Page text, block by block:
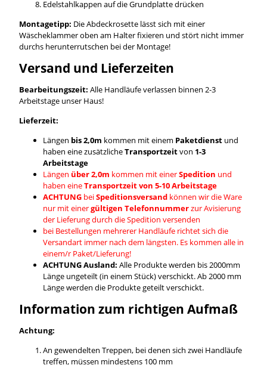
Edelstahlkappen auf die Grundplatte drücken
Montagetipp: Die Abdeckrosette lässt sich mit einer
Wäscheklammer oben am Halter fixieren und stört nicht immer
durchs herunterrutschen bei der Montage!
Versand und Lieferzeiten
Bearbeitungszeit: Alle Handläufe verlassen binnen 2-3
Arbeitstage unser Haus!
Lieferzeit:
Längen bis 2,0m kommen mit einem Paketdienstund
haben eine zusätzlicheTransportzeitvon 1-3
Arbeitstage
Längen über 2,0m kommen mit einerSpedition und
haben eineTransportzeit von 5-10 Arbeitstage
ACHTUNGbeiSpeditionsversandkönnen wir die Ware
nur mit einergültigen Telefonnummerzur Avisierung
der Lieferung durch die Spedition versenden
bei Bestellungen mehrerer Handläufe richtet sich die
Versandart immer nach dem längsten. Es kommen alle in
einem/r Paket/Lieferung!
ACHTUNG Ausland: Alle Produkte werden bis 2000mm
Länge ungeteilt (in einem Stück) verschickt. Ab 2000 mm
Länge werden die Produkte geteilt verschickt.
Information zum richtigen Aufmaß
Achtung:
An gewendelten Treppen, bei denen sich zwei Handläufe
treffen, müssen mindestens 100 mm